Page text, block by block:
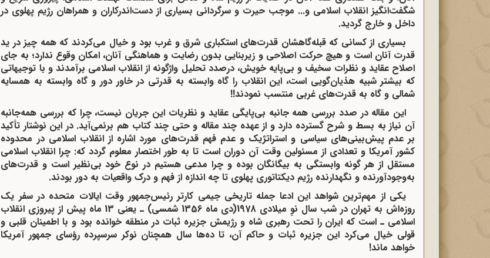
شگفت‌انگیز انقلاب اسلامی و... موجب حیرت و سرگردانی بسیاری از دست‌اندرکاران و همراهان رژیم پهلوی در
داخل و خارج گردید.
بسیاری از کسانی که قبله‌گاهشان قدرت‌های استکباری شرق و غرب بود و خیال می‌کردند که همه چیز در ید
قدرت آنان است و هیچ حرکت اصلاحی و زیربنایی بدون رضایت و هماهنگی آنان، امکان وقوع ندارد؛ به جای
اصلاح عقاید و نظرات سخیف و بی‌پایه خویش، درصدد تحلیل واژگونه از انقلاب اسلامی برآمدند و با توجیهاتی
که بیشتر شبیه هذیان‌گویی است، این انقلاب را گاه وابسته به قدرتی در خاور دور و گاه وابسته به همسایه
شمالی و گاه به قدرت‌های غربی منتسب نمودند!!
این مقاله در صدد بررسی همه جانبه بی‌پایگی عقاید و نظریات این جریان نیست، چرا که بررسی همه‌جانبه
آن نیاز به بسط و شرح گسترده دارد و از عهده چند مقاله و حتی چند کتاب هم بر‌نمی‌آید. در این نوشتار تأکید
بر عدم پیش‌بینی‌های سیاسی و استراتژیک و عدم فهم قدرت‌های مورد اشاره از انقلاب اسلامی در محدوده
کشور آمریکا و تعدادی از مسئولین وقت آن دوران است تا به طور اختصار معلوم گردد که: چرا انقلاب اسلامی
مستقل از هر گونه وابستگی به بیگانگان بوده و چرا مدعی هستیم در نوع خود بی‌نظیر است و قدرت‌های
به‌وجودآورنده و نگهدارنده رژیم دیکتاتوری پهلوی تا چه اندازه از فهم و درک واقعیات به دور بودند.
یکی از مهم‌ترین شواهد این ادعا جمله تاریخی جیمی کارتر رئیس‌جمهور وقت ایالات متحده در سفر یک
روزه‌اش به تهران در شب سال نوِ
میلادی 1978(دی ماه 1356 شمسی) ـ یعنی 13 ماه پیش از پیروزی انقلاب
اسلامی ـ است که ایران را تحت رهبری شاه و رژیمش جزیره ثبات در منطقه‌ خوانده بود و با اطمینان قلبی و
قولی خیال می‌کرد این جزیره ثبات و حاکم آن، تا ده‌ها سال همچنان نوکر سرسپرده رؤسای جمهور آمریکا
خواهد ماند!